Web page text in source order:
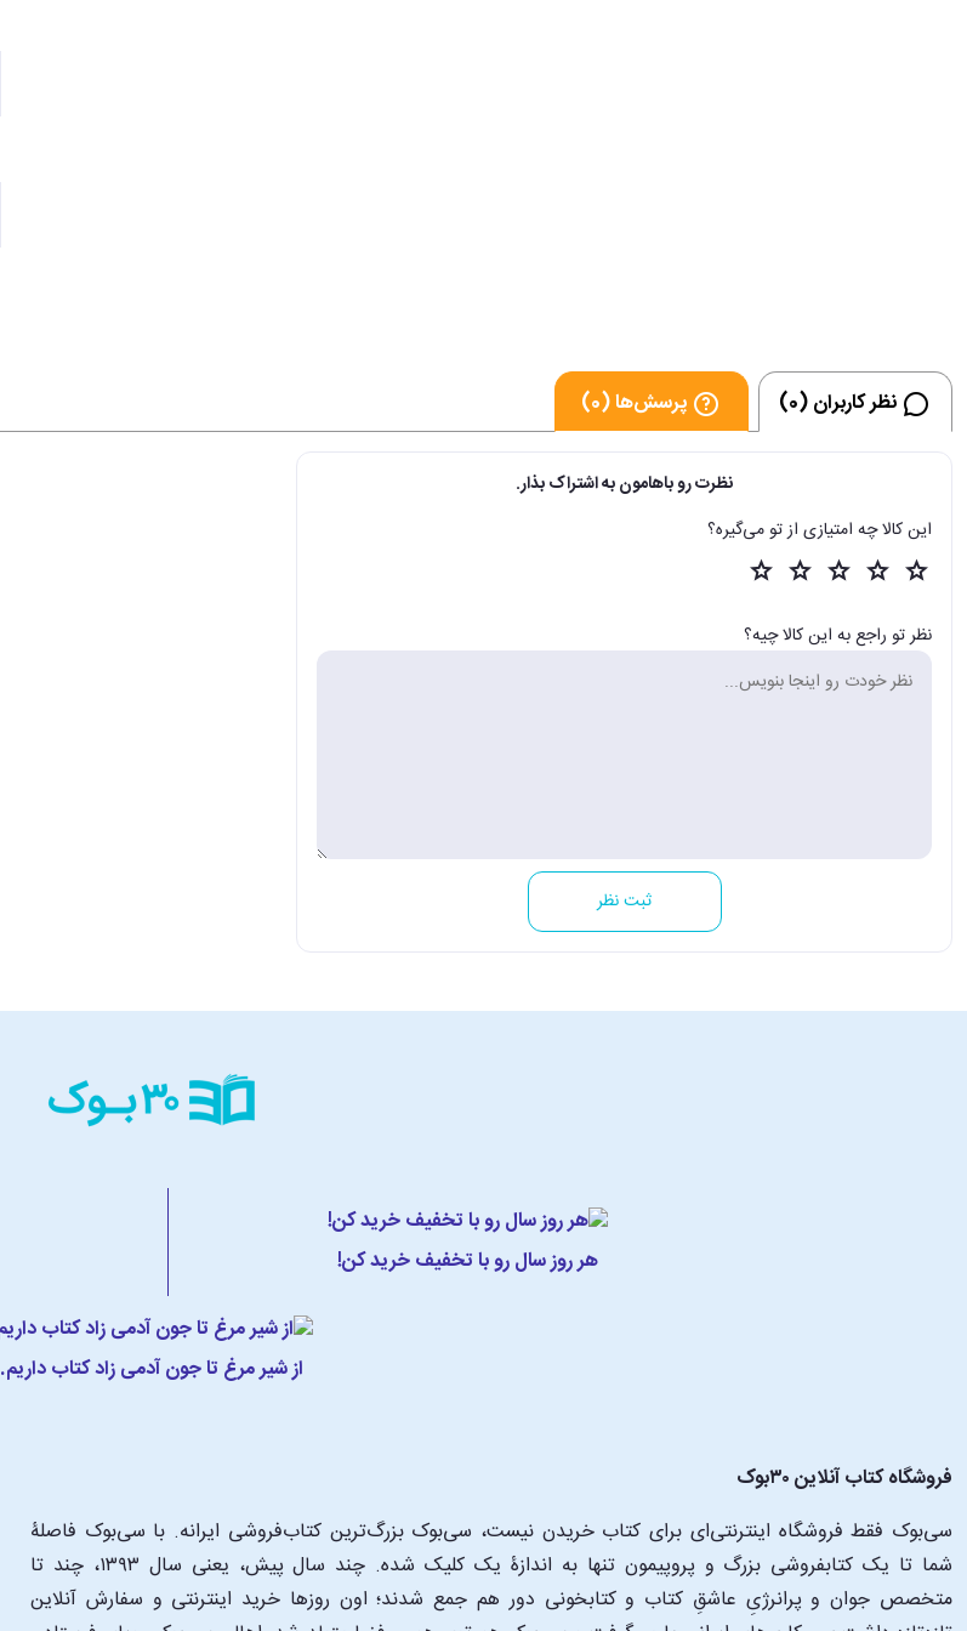
نظر کاربران (0) پرسش‌ها (0)
نظرت رو باهامون به اشتراک بذار.
این کالا چه امتیازی از تو می‌گیره؟
نظر تو راجع به این کالا چیه؟
ثبت نظر
هر روز سال رو با تخفیف خرید کن!
از شیر مرغ تا جون آدمی زاد کتاب داریم.
فروشگاه کتاب آنلاین ۳۰بوک
سی‌بوک فقط فروشگاه اینترنتی‌ای برای کتاب خریدن نیست، سی‌بوک بزرگ‌ترین کتاب‌فروشی ایرانه. با سی‌بوک فاصلۀ
شما تا یک کتابفروشی بزرگ و پروپیمون تنها به اندازۀ یک کلیک شده. چند سال پیش، یعنی سال ۱۳۹۳، چند تا
متخصص جوان و پرانرژیِ عاشقِ کتاب و کتابخونی دور هم جمع شدند؛ اون‌ روزها خرید اینترنتی و سفارش آنلاین